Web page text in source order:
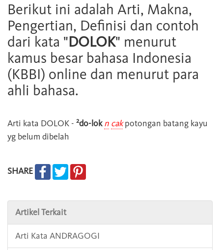
Berikut ini adalah Arti, Makna,
Pengertian, Definisi dan contoh
dari kata "DOLOK" menurut
kamus besar bahasa Indonesia
(KBBI) online dan menurut para
ahli bahasa.
Arti kata DOLOK - 2do-lok n cakpotongan batang kayu
yg belum dibelah
SHARE
Artikel Terkait
Arti Kata ANDRAGOGI